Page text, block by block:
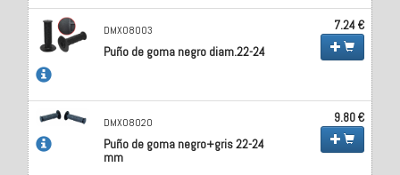
DMX08003
Puño de goma negro diam.22-24
7.24 €
DMX08020
Puño de goma negro+gris 22-24
mm
9.80 €